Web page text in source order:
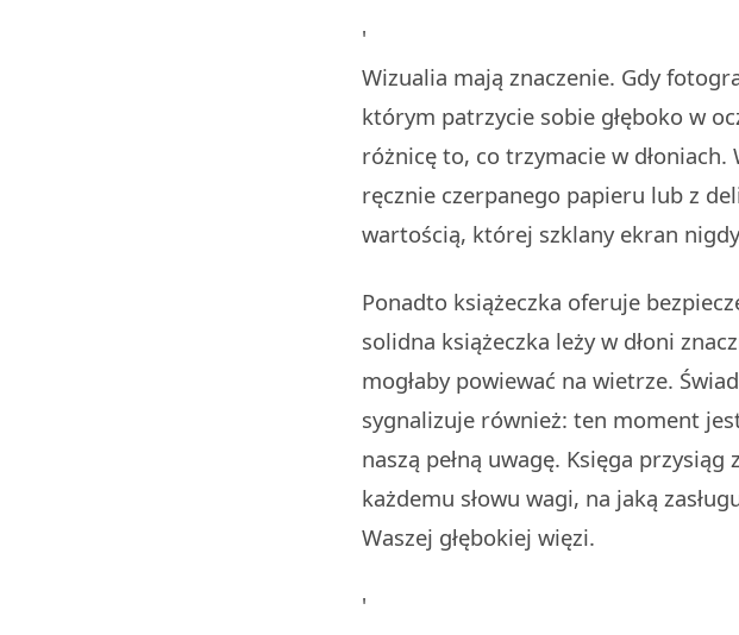
'
Wizualia mają znaczenie. Gdy
którym patrzycie sobie głęboko w
różnicę to, co trzymacie w
ręcznie czerpanego papieru lub z
wartością, której szklany ekran
Ponadto książeczka oferuje
solidna książeczka leży w dłoni
mogłaby powiewać na wietrze.
sygnalizuje również: ten moment
naszą pełną uwagę. Księga
każdemu słowu wagi, na jaką
Waszej głębokiej więzi.
'